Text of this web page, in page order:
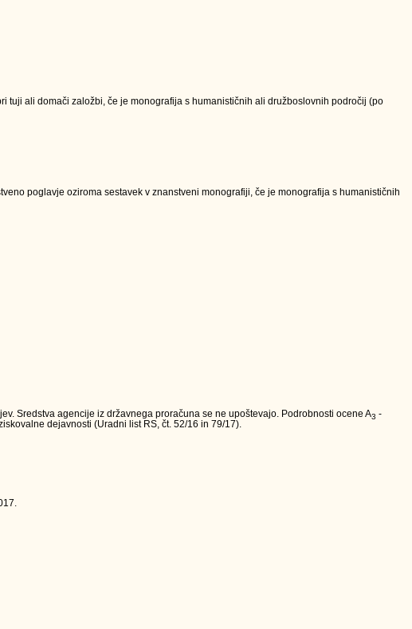
ali domači založbi, če je monografija s humanističnih ali družboslovnih področij (po
poglavje oziroma sestavek v znanstveni monografiji, če je monografija s humanističnih
Sredstva agencije iz državnega proračuna se ne upoštevajo. Podrobnosti ocene A3 -
dejavnosti (Uradni list RS, čt. 52/16 in 79/17).